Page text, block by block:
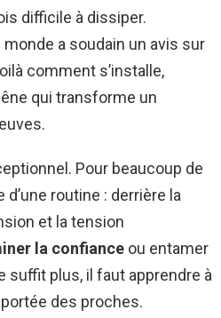
difficile à dissiper.
a soudain un avis sur
comment s’installe,
qui transforme un
Pour beaucoup de
d’une routine : derrière la
et la tension
la confiance ou entamer
suffit plus, il faut apprendre à
des proches.